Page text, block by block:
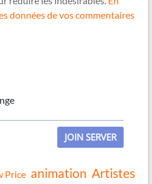
données de vos commentaires
JOIN SERVER
Price animation Artistes